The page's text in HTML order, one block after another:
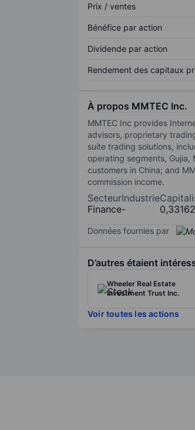
Prix / ventes
Bénéfice par action
Dividende par action
Rendement des capitaux
À propos MMTEC Inc.
MMTEC Inc provides
advisors, proprietary
suite trading solutions,
operating segments, Gujia,
customers in China; and
commission income.
Secteur
Finance
Industrie
-
Données fournies par
D’autres étaient
Wheeler Real Estate
Investment Trust Inc.
Voir toutes les actions